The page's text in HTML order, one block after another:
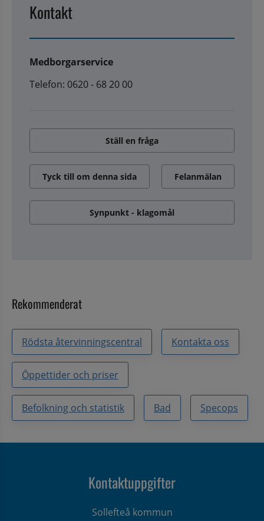
Kontakt
Medborgarservice
Telefon: 0620 - 68 20 00
Ställ en fråga
Tyck till om denna sida Felanmälan
Synpunkt - klagomål
Rekommenderat
Rödsta återvinningscentral Kontakta oss
Öppettider och priser
Befolkning och statistik Bad Specops
Kontaktuppgifter
Sollefteå kommun